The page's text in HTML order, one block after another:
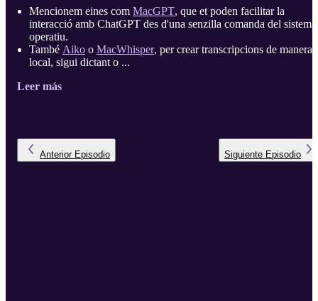
Mencionem eines com MacGPT, que et poden facilitar la
interacció amb ChatGPT des d'una senzilla comanda del sistema
operatiu.
També Aiko o MacWhisper, per crear transcripcions de manera
local, sigui dictant o ...
Leer más
Anterior Episodio Siguiente Episodio